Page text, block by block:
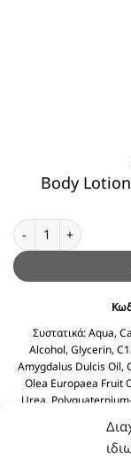
Body
Body Lotion Gold
Συστατικά:Aqua,
Alcohol, Glycerin,
Amygdalus Dulcis Oil,
Olea Europaea Fruit
Urea,